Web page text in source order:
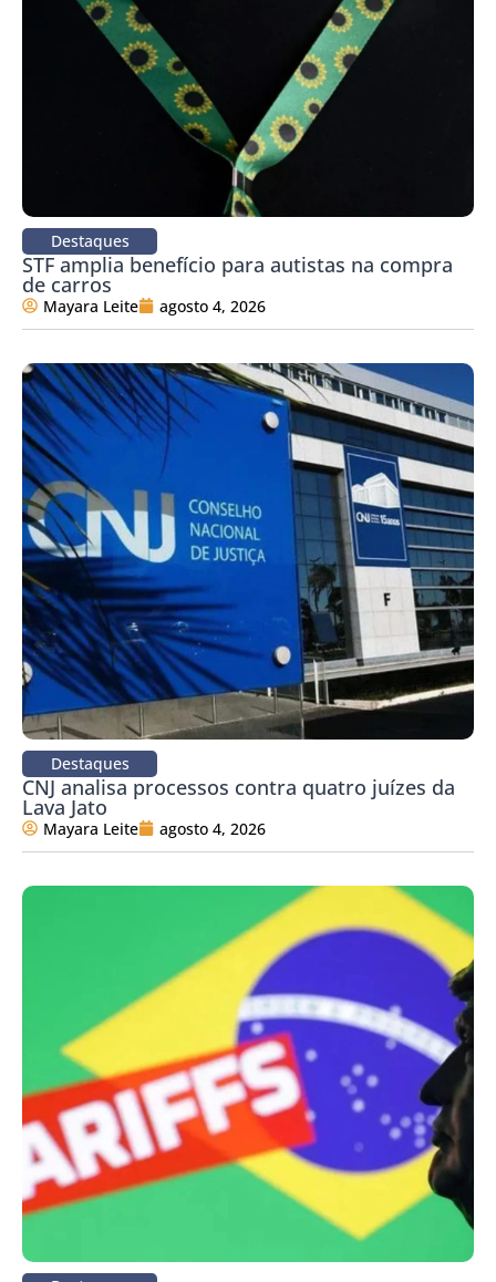
Destaques
STF amplia benefício para autistas na compra
de carros
Mayara Leite agosto 4, 2026
Destaques
CNJ analisa processos contra quatro juízes da
Lava Jato
Mayara Leite agosto 4, 2026